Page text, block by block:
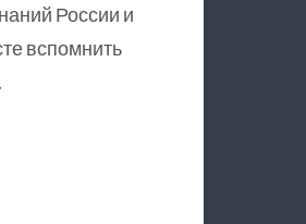
России и
вспомнить